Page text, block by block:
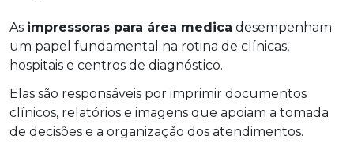
As impressoras para área medica desempenham
um papel fundamental na rotina de clínicas,
hospitais e centros de diagnóstico.
Elas são responsáveis por imprimir documentos
clínicos, relatórios e imagens que apoiam a tomada
de decisões e a organização dos atendimentos.